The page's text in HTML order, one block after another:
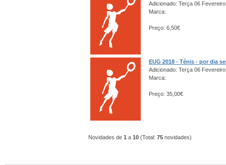
Adicionado: Terça 06
Marca:
Preço: 6,50€
EUG 2018 - Ténis - por dia
Adicionado: Terça 06
Marca:
Preço: 35,00€
Novidades de 1 a 10 (Total: 75 novidades)